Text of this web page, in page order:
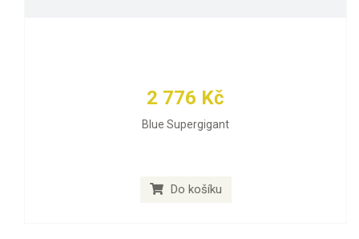
2 776 Kč
Blue Supergigant
Do košíku